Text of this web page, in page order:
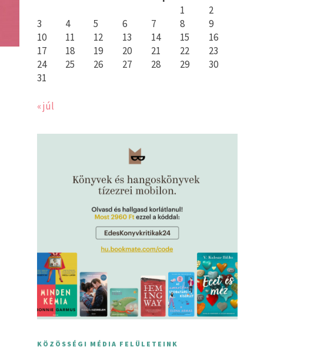
1
2
3
4 5 6 7 8
9
10
11 12 13 14 15
16
17
18 19 20 21 22
23
24
25 26 27 28 29
30
31
« júl
KÖZÖSSÉGI MÉDIA FELÜLETEINK